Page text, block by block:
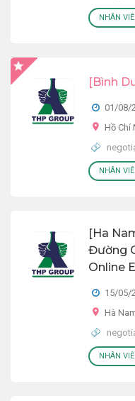
NHÂN
[Bình
01/08/
Hồ Chí
NHÂN
[Ha
Đường
Online
15/05/
Hà
NHÂN